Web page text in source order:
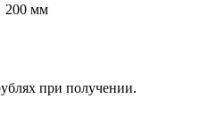
200 мм
при получении.